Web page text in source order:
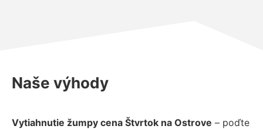
Naše výhody
Vytiahnutie žumpy cena Štvrtok na Ostrove – poďte